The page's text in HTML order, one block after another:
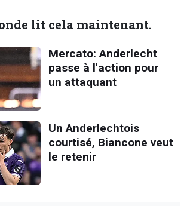
lit cela maintenant.
Mercato: Anderlecht
passe à l'action pour
un attaquant
Un Anderlechtois
courtisé, Biancone veut
le retenir